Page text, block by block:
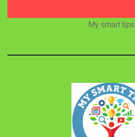
My smart tips